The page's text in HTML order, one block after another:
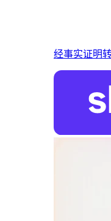
经事实证明